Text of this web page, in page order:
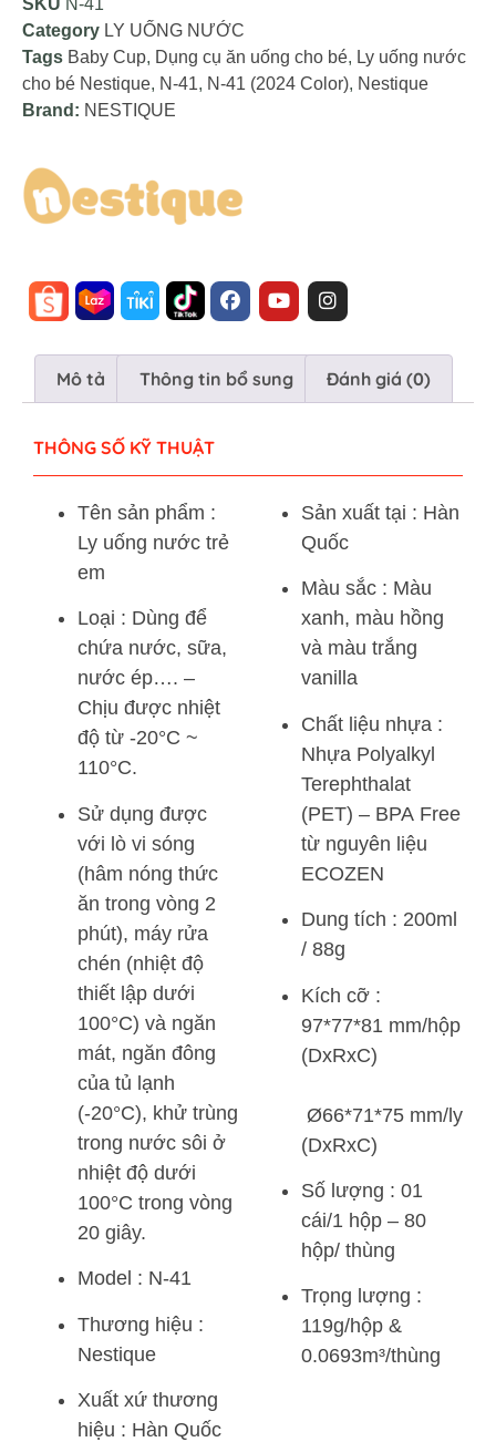
SKU N-41
Category LY UỐNG NƯỚC
Tags Baby Cup, Dụng cụ ăn uống cho bé, Ly uống nước
cho bé Nestique, N-41, N-41 (2024 Color), Nestique
Brand: NESTIQUE
Mô tả Thông tin bổ sung Đánh giá (0)
THÔNG SỐ KỸ THUẬT
Tên sản phẩm :
Ly uống nước trẻ
em
Loại : Dùng để
chứa nước, sữa,
nước ép…. –
Chịu được nhiệt
độ từ -20°C ~
110°C.
Sử dụng được
với lò vi sóng
(hâm nóng thức
ăn trong vòng 2
phút), máy rửa
chén (nhiệt độ
thiết lập dưới
100°C) và ngăn
mát, ngăn đông
của tủ lạnh
(-20°C), khử trùng
trong nước sôi ở
nhiệt độ dưới
100°C trong vòng
20 giây.
Model : N-41
Thương hiệu :
Nestique
Xuất xứ thương
hiệu : Hàn Quốc
Sản xuất tại : Hàn
Quốc
Màu sắc : Màu
xanh, màu hồng
và màu trắng
vanilla
Chất liệu nhựa :
Nhựa Polyalkyl
Terephthalat
(PET) – BPA Free
từ nguyên liệu
ECOZEN
Dung tích : 200ml
/ 88g
Kích cỡ :
97*77*81 mm/hộp
(DxRxC)
Ø66*71*75 mm/ly
(DxRxC)
Số lượng : 01
cái/1 hộp – 80
hộp/ thùng
Trọng lượng :
119g/hộp &
0.0693m³/thùng